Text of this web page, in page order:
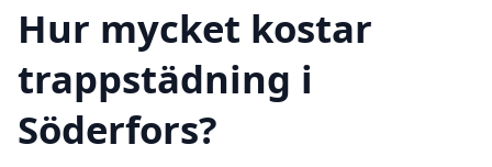
Hur mycket kostar
trappstädning i
Söderfors?